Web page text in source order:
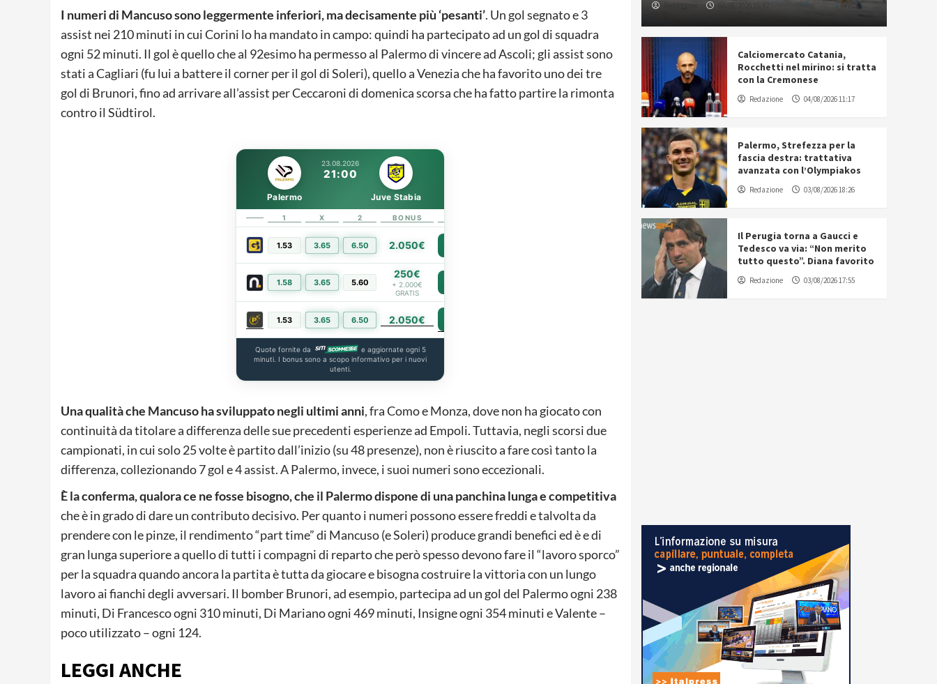
I numeri di Mancuso sono leggermente inferiori, ma decisamente più ‘pesanti’. Un gol segnato e 3
assist nei 210 minuti in cui Corini lo ha mandato in campo: quindi ha partecipato ad un gol di squadra
ogni 52 minuti. Il gol è quello che al 92esimo ha permesso al Palermo di vincere ad Ascoli; gli assist sono
stati a Cagliari (fu lui a battere il corner per il gol di Soleri), quello a Venezia che ha favorito uno dei tre
gol di Brunori, fino ad arrivare all’assist per Ceccaroni di domenica scorsa che ha fatto partire la rimonta
contro il Südtirol.
23.08.2026
21:00
Palermo Juve Stabia
1 X 2 BONUS
1.53 3.65 6.50 2.050€
1.58 3.65 5.60
250€
+ 2.000€
GRATIS
1.53 3.65 6.50 2.050€
Quote fornite da
e aggiornate ogni 5
minuti. I bonus sono a scopo informativo per i nuovi
utenti.
Una qualità che Mancuso ha sviluppato negli ultimi anni, fra Como e Monza, dove non ha giocato con
continuità da titolare a differenza delle sue precedenti esperienze ad Empoli. Tuttavia, negli scorsi due
campionati, in cui solo 25 volte è partito dall’inizio (su 48 presenze), non è riuscito a fare così tanto la
differenza, collezionando 7 gol e 4 assist. A Palermo, invece, i suoi numeri sono eccezionali.
È la conferma, qualora ce ne fosse bisogno, che il Palermo dispone di una panchina lunga e competitiva
che è in grado di dare un contributo decisivo. Per quanto i numeri possono essere freddi e talvolta da
prendere con le pinze, il rendimento “part time” di Mancuso (e Soleri) produce grandi benefici ed è e di
gran lunga superiore a quello di tutti i compagni di reparto che però spesso devono fare il “lavoro sporco”
per la squadra quando ancora la partita è tutta da giocare e bisogna costruire la vittoria con un lungo
lavoro ai fianchi degli avversari. Il bomber Brunori, ad esempio, partecipa ad un gol del Palermo ogni 238
minuti, Di Francesco ogni 310 minuti, Di Mariano ogni 469 minuti, Insigne ogni 354 minuti e Valente –
poco utilizzato – ogni 124.
LEGGI ANCHE
Redazione
Calciomercato Catania,
Rocchetti nel mirino: si tratta
con la Cremonese
Redazione 04/08/2026 11:17
Palermo, Strefezza per la
fascia destra: trattativa
avanzata con l’Olympiakos
Redazione 03/08/2026 18:26
Il Perugia torna a Gaucci e
Tedesco va via: “Non merito
tutto questo”. Diana favorito
Redazione 03/08/2026 17:55